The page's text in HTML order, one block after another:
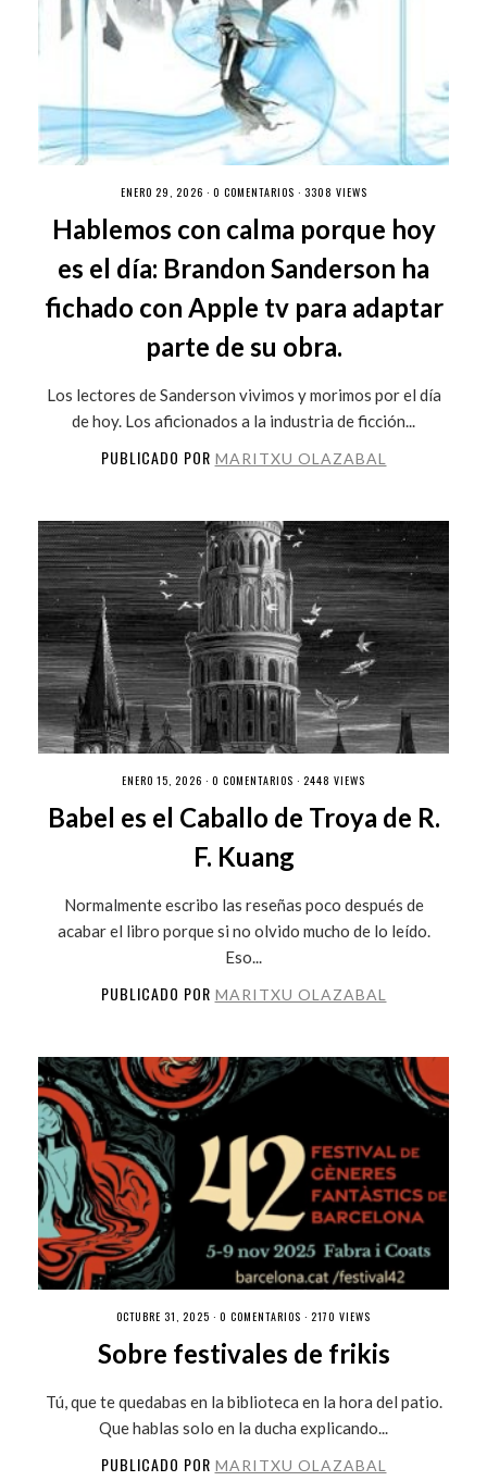
ENERO 29, 2026 · 0 COMENTARIOS · 3308 VIEWS
Hablemos con calma porque hoy
es el día: Brandon Sanderson ha
fichado con Apple tv para adaptar
parte de su obra.
Los lectores de Sanderson vivimos y morimos por el día
de hoy. Los aficionados a la industria de ficción...
PUBLICADO POR MARITXU OLAZABAL
ENERO 15, 2026 · 0 COMENTARIOS · 2448 VIEWS
Babel es el Caballo de Troya de R.
F. Kuang
Normalmente escribo las reseñas poco después de
acabar el libro porque si no olvido mucho de lo leído.
Eso...
PUBLICADO POR MARITXU OLAZABAL
OCTUBRE 31, 2025 · 0 COMENTARIOS · 2170 VIEWS
Sobre festivales de frikis
Tú, que te quedabas en la biblioteca en la hora del patio.
Que hablas solo en la ducha explicando...
PUBLICADO POR MARITXU OLAZABAL